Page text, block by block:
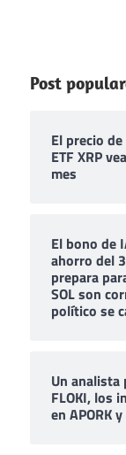
Post
El precio
ETF XRP
mes
El bono de
ahorro del
prepara
SOL son
político se
Un analista
FLOKI, los
en APORK